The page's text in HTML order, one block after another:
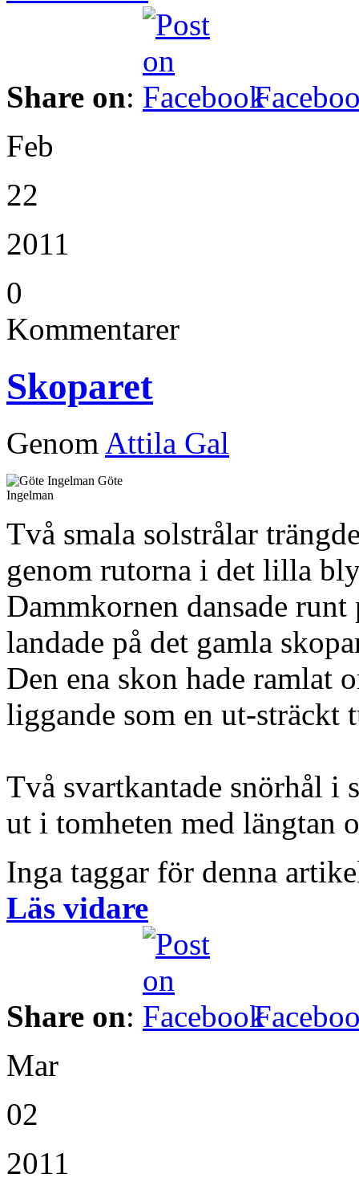
Share on:
Feb
22
2011
0
Kommentarer
Skoparet
Genom Attila Gal
Göte
Ingelman
Två smala solstrålar
genom rutorna i det lilla
Dammkornen dansade
landade på det gamla
Den ena skon hade ramlat
liggande som en ut-sträckt
Två svartkantade snörhål i
ut i tomheten med längtan
Inga taggar för denna
Läs vidare
Share on:
Mar
02
2011